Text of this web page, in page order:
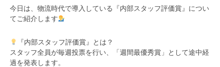
今日は、物流時代で導入している『内部スタッフ評価賞』につい
てご紹介します
『内部スタッフ評価賞』とは？
スタッフ全員が毎週投票を行い、「週間最優秀賞」として途中経
過を発表します。